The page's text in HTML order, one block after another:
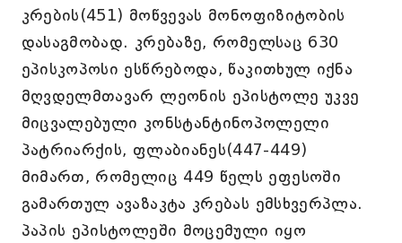
კრების(451) მოწვევას მონოფიზიტობის
დასაგმობად. კრებაზე, რომელსაც 630
ეპისკოპოსი ესწრებოდა, წაკითხულ იქნა
მღვდელმთავარ ლეონის ეპისტოლე უკვე
მიცვალებული კონსტანტინოპოლელი
პატრიარქის, ფლაბიანეს(447-449)
მიმართ, რომელიც 449 წელს ეფესოში
გამართულ ავაზაკტა კრებას ემსხვერპლა.
პაპის ეპისტოლეში მოცემული იყო